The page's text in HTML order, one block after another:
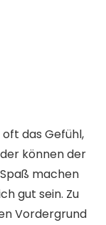
das Gefühl,
können der
machen
gut sein. Zu
Vordergrund